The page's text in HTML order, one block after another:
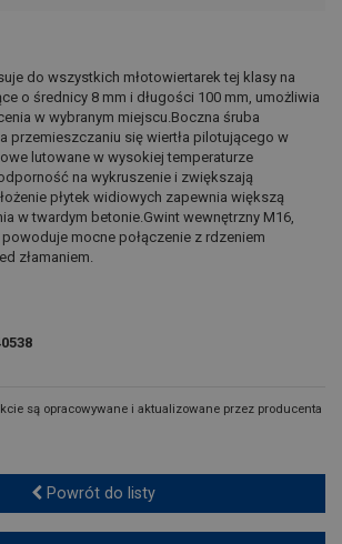
do wszystkich młotowiertarek tej klasy na
o średnicy 8 mm i długości 100 mm, umożliwia
w wybranym miejscu.Boczna śruba
przemieszczaniu się wiertła pilotującego w
lutowane w wysokiej temperaturze
na wykruszenie i zwiększają
płytek widiowych zapewnia większą
w twardym betonie.Gwint wewnętrzny M16,
mocne połączenie z rdzeniem
złamaniem.
są opracowywane i aktualizowane przez producenta
Powrót do listy